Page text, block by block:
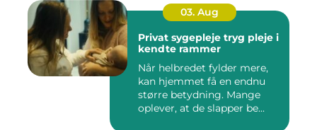
03. Aug
Privat sygepleje tryg pleje i
kendte rammer
Når helbredet fylder mere,
kan hjemmet få en endnu
større betydning. Mange
oplever, at de slapper be...